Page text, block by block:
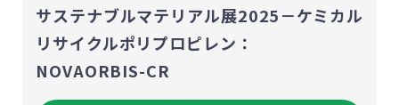
サステナブルマテリアル展2025－ケミカル
リサイクルポリプロピレン：
NOVAORBIS-CR